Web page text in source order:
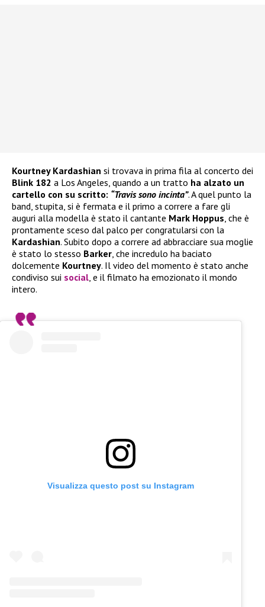
Kourtney Kardashian si trovava in prima fila al concerto dei
Blink 182 a Los Angeles, quando a un tratto ha alzato un
cartello con su scritto: “Travis sono incinta”. A quel punto la
band, stupita, si è fermata e il primo a correre a fare gli
auguri alla modella è stato il cantante Mark Hoppus, che è
prontamente sceso dal palco per congratularsi con la
Kardashian. Subito dopo a correre ad abbracciare sua moglie
è stato lo stesso Barker, che incredulo ha baciato
dolcemente Kourtney. Il video del momento è stato anche
condiviso sui social, e il filmato ha emozionato il mondo
intero.
Visualizza questo post su Instagram